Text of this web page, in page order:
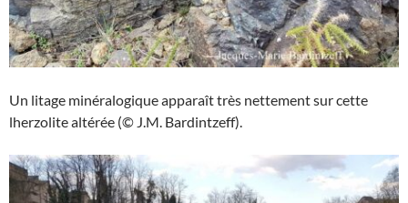
Un litage minéralogique apparaît très nettement sur cette
lherzolite altérée (© J.M. Bardintzeff).